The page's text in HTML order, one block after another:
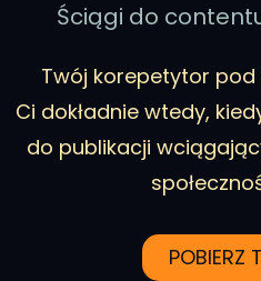
Ściągi do
Twój korepetytor
Ci dokładnie wtedy,
do publikacji
POBIERZ